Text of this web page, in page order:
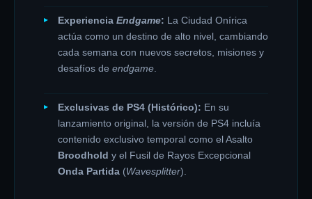
Experiencia Endgame: La Ciudad Onírica
actúa como un destino de alto nivel, cambiando
cada semana con nuevos secretos, misiones y
desafíos de endgame
Exclusivas de PS4 (Histórico): En su
lanzamiento original, la versión de PS4 incluía
contenido exclusivo temporal como el Asalto
Broodhold y el Fusil de Rayos Excepcional
Onda Partida (Wavesplitter).